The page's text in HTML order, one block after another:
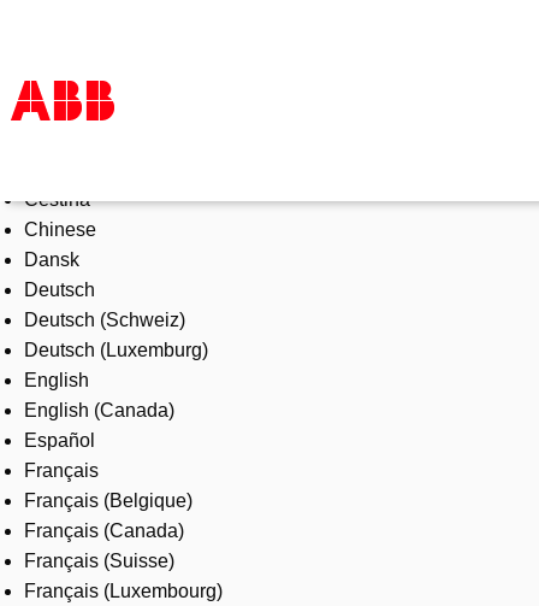
Products & Solutions
Industries
Services
About us
Where to buy
Contact us
Careers
Čeština
Chinese
Dansk
Deutsch
Deutsch (Schweiz)
Deutsch (Luxemburg)
English
English (Canada)
Español
Français
Français (Belgique)
Français (Canada)
Français (Suisse)
Français (Luxembourg)